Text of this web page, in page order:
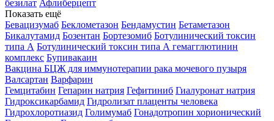
безилат Афлиберцепт
Показать ещё
Бевацизумаб Беклометазон Бендамустин Бетаметазон
Бикалутамид Бозентан Бортезомиб Ботулинический токсин
типа А Ботулинический токсин типа А гемагглютинин
комплекс Бупивакаин
Вакцина БЦЖ для иммунотерапии рака мочевого пузыря
Валсартан Варфарин
Гемцитабин Гепарин натрия Гефитиниб Гиалуронат натрия
Гидроксикарбамид Гидролизат плаценты человека
Гидрохлоротиазид Голимумаб Гонадотропин хорионический